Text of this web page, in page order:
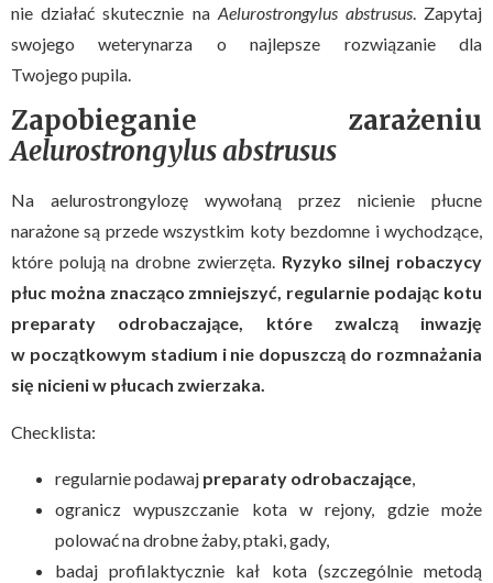
nie działać skutecznie na Aelurostrongylus abstrusus. Zapytaj
swojego weterynarza o najlepsze rozwiązanie dla
Twojego pupila.
Zapobieganie zarażeniu
Aelurostrongylus abstrusus
Na aelurostrongylozę wywołaną przez nicienie płucne
narażone są przede wszystkim koty bezdomne i wychodzące,
które polują na drobne zwierzęta. Ryzyko silnej robaczycy
płuc można znacząco zmniejszyć, regularnie podając kotu
preparaty odrobaczające, które zwalczą inwazję
w początkowym stadium i nie dopuszczą do rozmnażania
się nicieni w płucach zwierzaka.
Checklista:
regularnie podawaj preparaty odrobaczające,
ogranicz wypuszczanie kota w rejony, gdzie może
polować na drobne żaby, ptaki, gady,
badaj profilaktycznie kał kota (szczególnie metodą